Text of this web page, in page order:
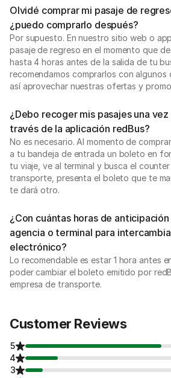
Olvidé comprar mi pasaje de
¿puedo comprarlo después?
Por supuesto. En nuestro sitio web o
pasaje de regreso en el momento que
hasta 4 horas antes de la salida de tu
recomendamos comprarlos con
así aprovechar nuestras ofertas y
¿Debo recoger mis pasajes una
través de la aplicación redBus?
No es necesario. Al momento de
a tu bandeja de entrada un boleto en
tu viaje, ve al terminal y busca el
transporte, presenta el boleto que te
te dará otro.
¿Con cuántas horas de
agencia o terminal para
electrónico?
Lo recomendable es estar 1 hora antes
poder cambiar el boleto emitido por
empresa de transporte.
Customer Reviews
5
4
3